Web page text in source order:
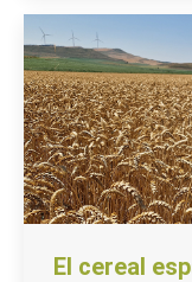
El cereal